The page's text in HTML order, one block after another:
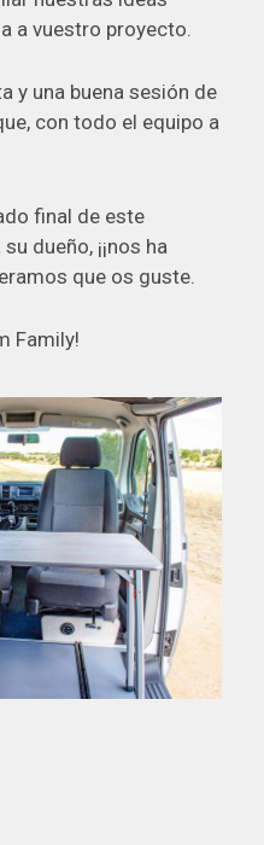
a vuestro proyecto.
y una buena sesión de
con todo el equipo a
final de este
dueño, ¡¡nos ha
que os guste.
Family!